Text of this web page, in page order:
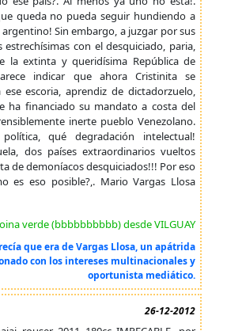
queda no pueda seguir hundiendo a
Sin embargo, a juzgar por sus
estrechísimas con el desquiciado, paria,
la extinta y queridísima República de
indicar que ahora Cristinita se
escoria, aprendiz de dictadorzuelo,
ha financiado su mandato a costa del
inerte pueblo Venezolano.
política, qué degradación intelectual!
dos países extraordinarios vueltos
de demoníacos desquiciados!!! Por eso
es eso posible?,. Mario Vargas Llosa
verde (bbbbbbbbbb) desde VILGUAY
que era de Vargas Llosa, un apátrida
con los intereses multinacionales y
oportunista mediático.
26-12-2012